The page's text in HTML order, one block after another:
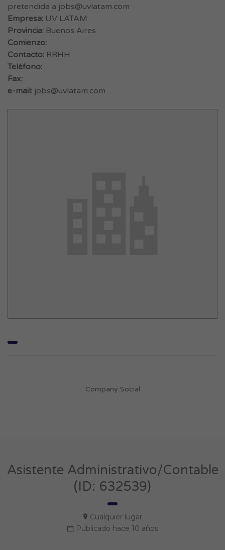
pretendida a jobs@uvlatam.com
Empresa: UV LATAM
Provincia: Buenos Aires
Comienzo:
Contacto: RRHH
Teléfono:
Fax:
e-mail: jobs@uvlatam.com
Company Social
Asistente Administrativo/Contable
(ID: 632539)
Cualquier lugar
Publicado hace 10 años